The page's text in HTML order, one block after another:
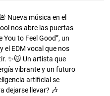
Nueva música en el
nos abre las puertas
to Feel Good”, un
el EDM vocal que nos
✨🐱 Un artista que
vibrante y un futuro
artificial se
dejarse llevar? 🎶